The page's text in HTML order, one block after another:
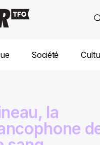
Société
la